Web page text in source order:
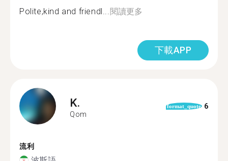
Polite,kind and friendl...閱讀更多
下載APP
K.
Qom
format_quote 6
流利